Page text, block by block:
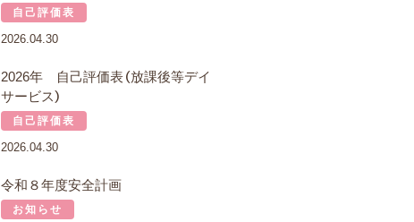
自己評価表
2026.04.30
2026年 自己評価表（放課後等デイ
サービス）
自己評価表
2026.04.30
令和８年度安全計画
お知らせ